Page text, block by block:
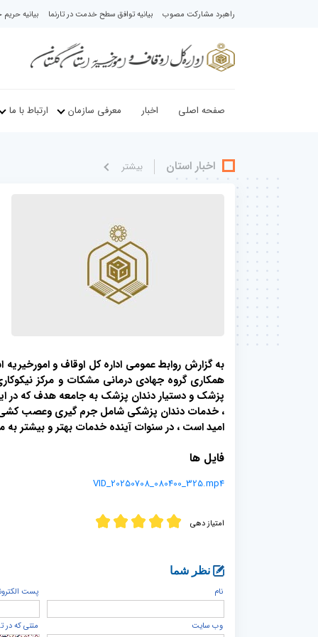
راهبرد مشارکت مصوب بیانیه توافق سطح خدمت در تارنما بیانیه
صفحه اصلی اخبار معرفی سازمان ارتباط با ما
اخبار استان بيشتر
به گزارش روابط عمومی اداره کل اوقاف و
پزشک و دستیار دندان پزشک به جامعه هدف که در
، خدمات دندان پزشکی شامل جرم گیری وعصب کشی
امید است ، در سنوات آینده خدمات بهتر و بیشتر به
فايل ها
VID_20250708_080400_325.mp4
امتیاز دهی
نظر شما
نام
پست
وب سایت متنی که در